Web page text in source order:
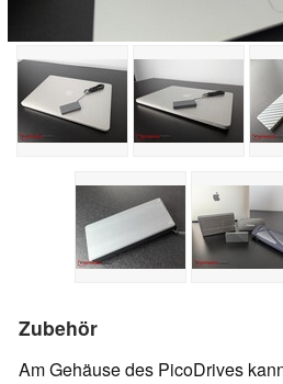
Zubehör
Am Gehäuse des PicoDrives